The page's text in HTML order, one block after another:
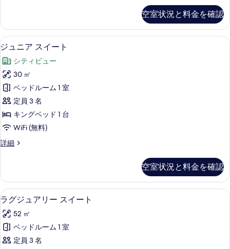
写
真
を
表
示
す
る
べ
て
の
写
真
を
表
示
す
ル
ー
ム
connecting)
の
詳
細
空室状況と料金を確認
ジ
ュ
ニ
ア
ス
イ
ー
ト
の
べ
て
の
写
真
を
ジュニア スイート | ミニバー、セー
5
ジュニア スイート
シティビュー
30 ㎡
ベッドルーム 1 室
定員 3 名
キングベッド 1 台
WiFi (無料)
詳細
ジ
ス
イ
ー
の
詳
空室状況と料金を確認
ラ
グ
ジ
ュ
ラグジュアリー スイート | ミニバー
14
ラグジュアリー スイート
52 ㎡
ベッドルーム 1 室
定員 3 名